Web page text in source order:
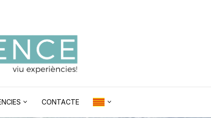
CONTACTE